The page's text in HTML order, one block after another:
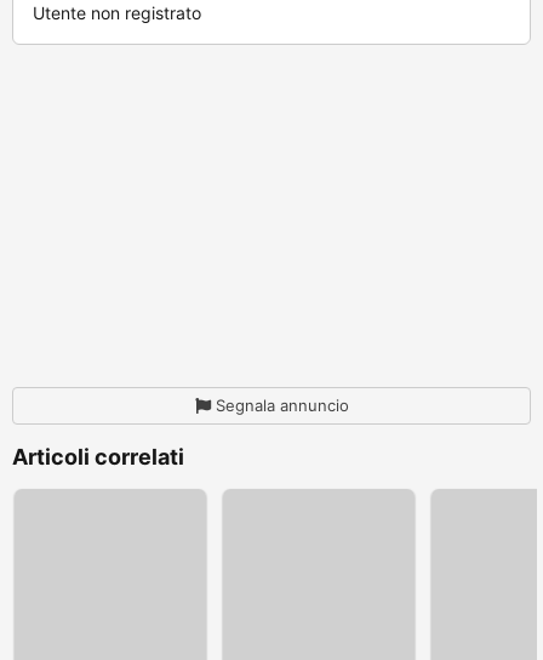
Utente non registrato
Segnala annuncio
Articoli correlati